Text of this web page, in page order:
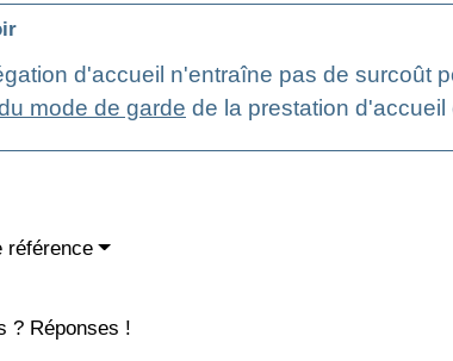
d'accueil n'entraîne pas de surcoût
mode de garde de la prestation
référence
? Réponses !